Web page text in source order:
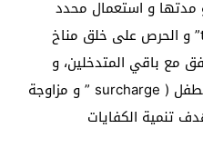
مدتها و استعمال محدد
للوقت إذا لزم الأمر “time timer” و الحرص على خلق مناخ
مع باقي المتدخلين، و
الحرص على عدم إثقال كاهل الطفل ( surcharge ” و مزاوجة
تنمية الكفايات